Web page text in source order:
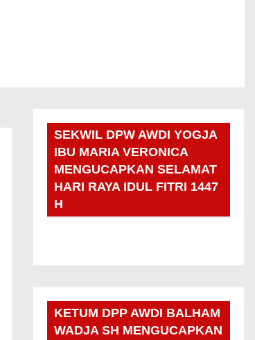
SEKWIL DPW AWDI YOGJA
IBU MARIA VERONICA
MENGUCAPKAN SELAMAT
HARI RAYA IDUL FITRI 1447
H
KETUM DPP AWDI BALHAM
WADJA SH MENGUCAPKAN